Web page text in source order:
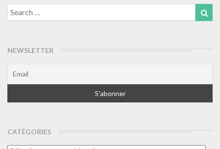
Search
for:
NEWSLETTER
CATÉGORIES